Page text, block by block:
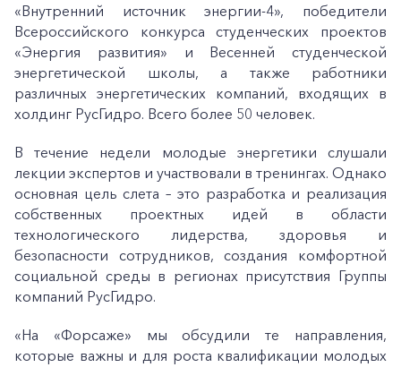
«Внутренний источник энергии-4», победители
Всероссийского конкурса студенческих проектов
«Энергия развития» и Весенней студенческой
энергетической школы, а также работники
различных энергетических компаний, входящих в
холдинг РусГидро. Всего более 50 человек.
В течение недели молодые энергетики слушали
лекции экспертов и участвовали в тренингах. Однако
основная цель слета – это разработка и реализация
собственных проектных идей в области
технологического лидерства, здоровья и
безопасности сотрудников, создания комфортной
социальной среды в регионах присутствия Группы
компаний РусГидро.
«На «Форсаже» мы обсудили те направления,
которые важны и для роста квалификации молодых